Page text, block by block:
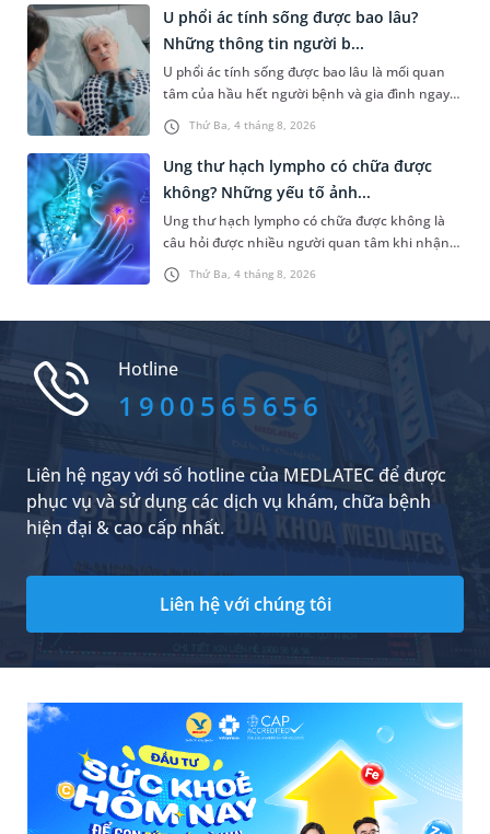
không ít người băn khoăn. Thực tế, nhân sâm
chứa nhiều hoạt chất sinh học có lợi nhưng
không phải trường hợp nào cũng phù hợp. Việc
trang bị đầy đủ thông tin về lợi ích, nguy cơ
cũng như cách dùng đúng sẽ giúp người bệnh
sử dụng nhân sâm một cách an toàn và phù
Thứ Ba, 4 tháng 8, 2026
U phổi ác tính sống được bao lâu?
Những thông tin người b...
U phổi ác tính sống được bao lâu là mối quan
tâm của hầu hết người bệnh và gia đình ngay
sau khi nhận chẩn đoán. Thực tế, thời gian
sống không thể xác định bằng một con số
chung mà phụ thuộc vào nhiều yếu tố như giai
đoạn bệnh, loại ung thư phổi, mức độ đáp ứng
điều trị và tình trạng sức khỏe tổng thể.
Thứ Ba, 4 tháng 8, 2026
Ung thư hạch lympho có chữa được
không? Những yếu tố ảnh...
Ung thư hạch lympho có chữa được không là
câu hỏi được nhiều người quan tâm khi nhận
chẩn đoán mắc bệnh. Bệnh phát sinh từ các tế
bào lympho thuộc hệ bạch huyết, bộ phận
sự phát triển của y học hiện đại, nhiều trường
thậm chí đạt lui bệnh hoàn toàn nếu được phát
hiện và điều trị đúng thời điểm. Mặc dù vậy, kết
quả điều trị ở mỗi người không hoàn toàn
giống nhau và chịu tác động của nhiều yếu tố.
Hotline
1900565656
Liên hệ ngay với số hotline của MEDLATEC để được
phục vụ và sử dụng các dịch vụ khám, chữa bệnh
hiện đại & cao cấp nhất.
Liên hệ với chúng tôi